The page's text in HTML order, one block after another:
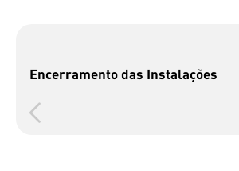
Encerramento das Instalações